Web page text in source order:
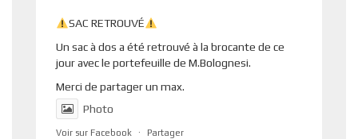
SAC RETROUVÉ
Un sac à dos a été retrouvé à la brocante de ce
jour avec le portefeuille de M.Bolognesi.
Merci de partager un max.
Photo
Voir sur Facebook · Partager